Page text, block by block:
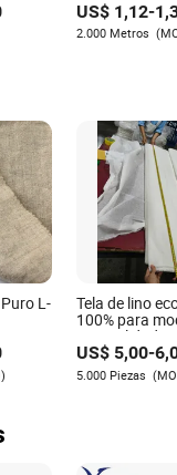
ofrecer telas
de
de poliéster
elástico y
vestido de
US$ 1,12-
2.000 Metros
L-
Tela de lino
100% para
manualidades
sostenibles
US$ 5,00-
5.000 Piezas